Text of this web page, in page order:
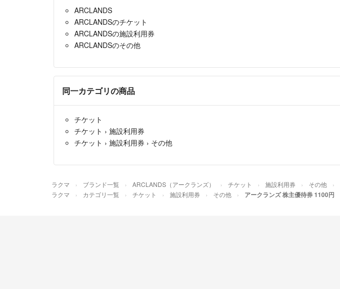
ARCLANDS
ARCLANDSのチケット
ARCLANDSの施設利用券
ARCLANDSのその他
同一カテゴリの商品
チケット
チケット › 施設利用券
チケット › 施設利用券 › その他
ラクマ ブランド一覧 ARCLANDS（アークランズ） チケット 施設利用券 その他
ラクマ カテゴリ一覧 チケット 施設利用券 その他 アークランズ 株主優待券 1100円